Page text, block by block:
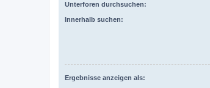
Unterforen durchsuchen:
Innerhalb suchen:
Ergebnisse anzeigen als: